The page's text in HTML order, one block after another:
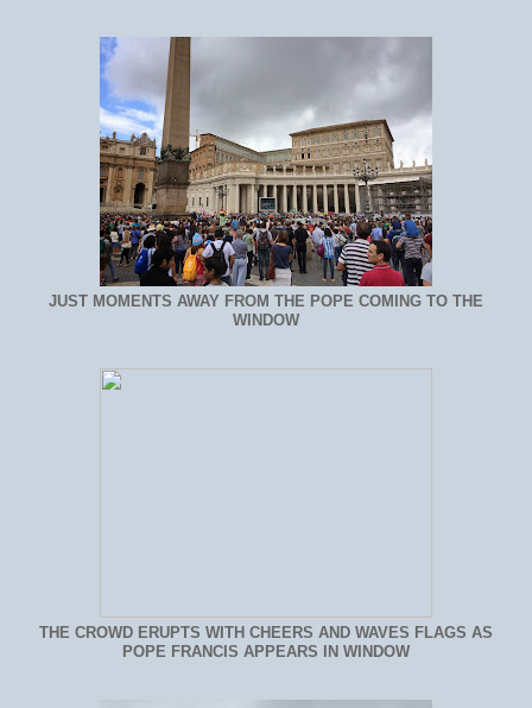
JUST MOMENTS AWAY FROM THE POPE COMING TO THE
WINDOW
THE CROWD ERUPTS WITH CHEERS AND WAVES FLAGS AS
POPE FRANCIS APPEARS IN WINDOW